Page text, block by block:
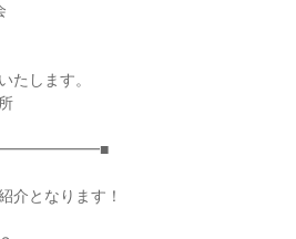
たします。
介となります！